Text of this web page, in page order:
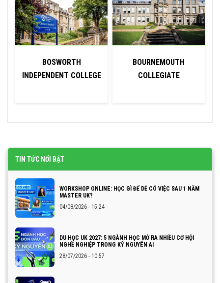
BOSWORTH
INDEPENDENT COLLEGE
BOURNEMOUTH
COLLEGIATE
TIN TỨC NỔI BẬT
WORKSHOP ONLINE: HỌC GÌ ĐỂ DỄ CÓ VIỆC SAU 1 NĂM
MASTER UK?
04/08/2026 - 15:24
DU HỌC UK 2027: 5 NGÀNH HỌC MỞ RA NHIỀU CƠ HỘI
NGHỀ NGHIỆP TRONG KỶ NGUYÊN AI
28/07/2026 - 10:57